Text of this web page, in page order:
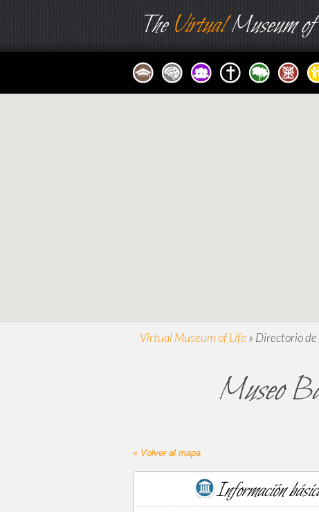
TheVirtualMuseum
Virtual Museum of Life » Directorio de
Museo
« Volver al mapa
Información